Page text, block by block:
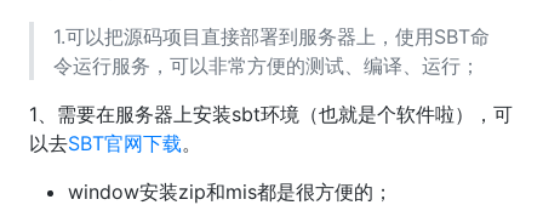
1.可以把源码项目直接部署到服务器上，使用SBT命
令运行服务，可以非常方便的测试、编译、运行；
1、需要在服务器上安装sbt环境（也就是个软件啦），可
以去SBT官网下载。
window安装zip和mis都是很方便的；